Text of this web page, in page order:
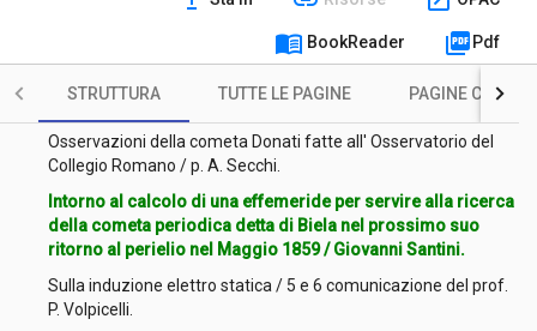
menu_book BookReader picture_as_pdf Pdf
STRUTTURA TUTTE LE PAGINE PAGINE CON
dell' induzione elettro-dinamica / prof. R. Felici.
Osservazioni della cometa Donati fatte all' Osservatorio del
Collegio Romano / p. A. Secchi.
Intorno al calcolo di una effemeride per servire alla ricerca
della cometa periodica detta di Biela nel prossimo suo
ritorno al perielio nel Maggio 1859 / Giovanni Santini.
Sulla induzione elettro statica / 5 e 6 comunicazione del prof.
P. Volpicelli.